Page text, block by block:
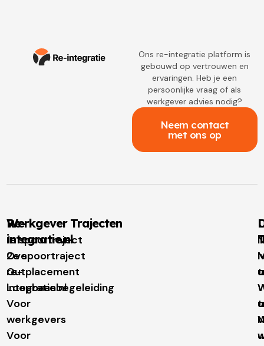
Ons re-integratie platform is
gebouwd op vertrouwen en
ervaringen. Heb je een
persoonlijke vraag of als
werkgever advies nodig?
Neem contact
met ons op
Re-
integratie.nl
Over
re-
integratie.nl
Voor
werkgevers
Voor
Werkgever Trajecten
1e spoortraject
2e spoortraject
Outplacement
Loopbaanbegeleiding